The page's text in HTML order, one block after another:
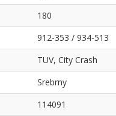
180
912-353 / 934-513
TUV, City Crash
Srebrny
114091